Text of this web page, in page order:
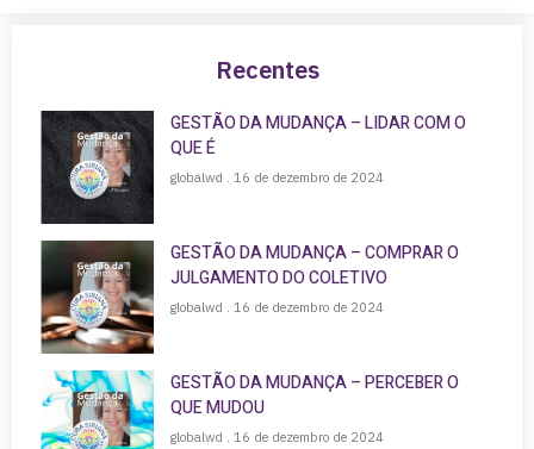
Recentes
GESTÃO DA MUDANÇA – LIDAR COM O
QUE É
globalwd 16 de dezembro de 2024
GESTÃO DA MUDANÇA – COMPRAR O
JULGAMENTO DO COLETIVO
globalwd 16 de dezembro de 2024
GESTÃO DA MUDANÇA – PERCEBER O
QUE MUDOU
globalwd 16 de dezembro de 2024